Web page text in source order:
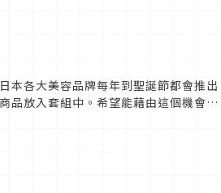
本各大美容品牌每年到聖誕節都會推出
品放入套組中。希望能藉由這個機會讓